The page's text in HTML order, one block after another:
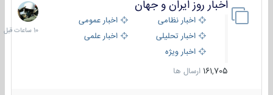
اخبار روز ایران و جهان
اخبار نظامی
اخبار عمومی
اخبار تحلیلی
اخبار علمی
اخبار ویژه
161,705 ارسال ها
10
ساعات
قبل